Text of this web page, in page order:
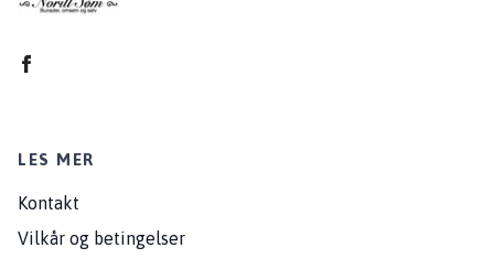
LES MER
Kontakt
Vilkår og betingelser